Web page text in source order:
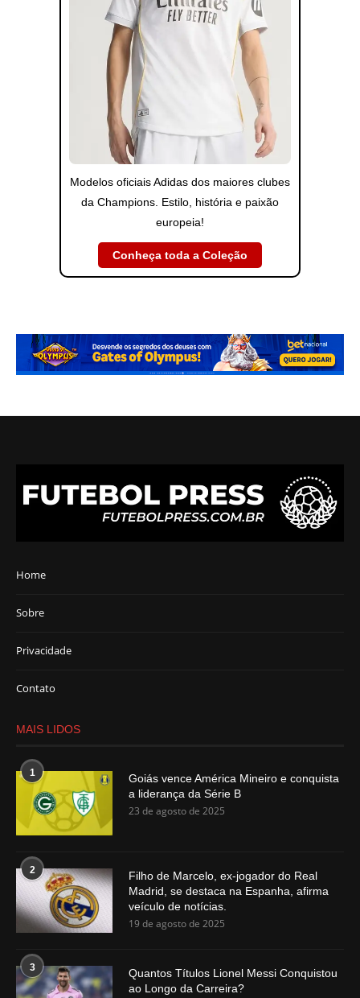
Modelos oficiais Adidas dos maiores clubes
da Champions. Estilo, história e paixão
europeia!
Conheça toda a Coleção
Home
Sobre
Privacidade
Contato
MAIS LIDOS
1
Goiás vence América Mineiro e conquista
a liderança da Série B
23 de agosto de 2025
2
Filho de Marcelo, ex-jogador do Real
Madrid, se destaca na Espanha, afirma
veículo de notícias.
19 de agosto de 2025
3
Quantos Títulos Lionel Messi Conquistou
ao Longo da Carreira?